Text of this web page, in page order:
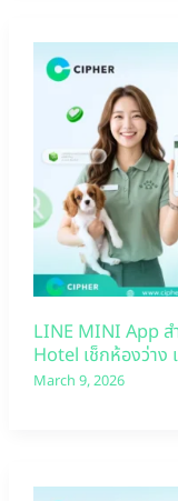
LINE MINI App ส
Hotel เช็กห้องว่าง
March 9, 2026